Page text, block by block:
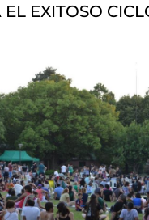
EXITOSO